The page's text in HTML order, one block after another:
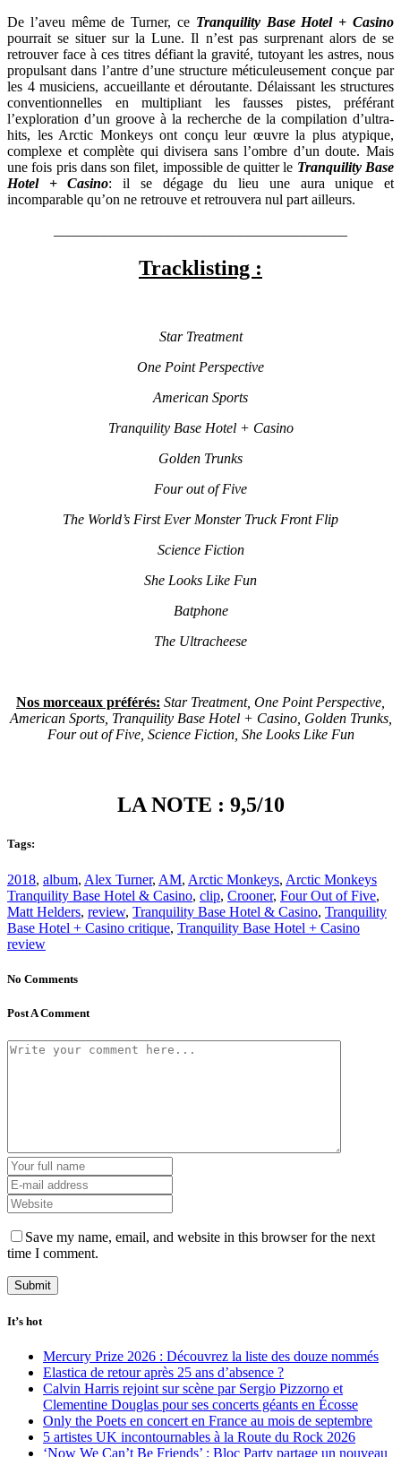
De l’aveu même de Turner, ce Tranquility Base Hotel + Casino
pourrait se situer sur la Lune. Il n’est pas surprenant alors de se
retrouver face à ces titres défiant la gravité, tutoyant les astres, nous
propulsant dans l’antre d’une structure méticuleusement conçue par
les 4 musiciens, accueillante et déroutante. Délaissant les structures
conventionnelles en multipliant les fausses pistes, préférant
l’exploration d’un groove à la recherche de la compilation d’ultra-
hits, les Arctic Monkeys ont conçu leur œuvre la plus atypique,
complexe et complète qui divisera sans l’ombre d’un doute. Mais
une fois pris dans son filet, impossible de quitter le Tranquility Base
Hotel + Casino: il se dégage du lieu une aura unique et
incomparable qu’on ne retrouve et retrouvera nul part ailleurs.
Tracklisting :
Star Treatment
One Point Perspective
American Sports
Tranquility Base Hotel + Casino
Golden Trunks
Four out of Five
The World’s First Ever Monster Truck Front Flip
Science Fiction
She Looks Like Fun
Batphone
The Ultracheese
Nos morceaux préférés: Star Treatment, One Point Perspective,
American Sports, Tranquility Base Hotel + Casino, Golden Trunks,
Four out of Five, Science Fiction, She Looks Like Fun
LA NOTE : 9,5/10
Tags:
2018, album, Alex Turner, AM, Arctic Monkeys, Arctic Monkeys
Tranquility Base Hotel & Casino, clip, Crooner, Four Out of Five,
Matt Helders, review, Tranquility Base Hotel & Casino, Tranquility
Base Hotel + Casino critique, Tranquility Base Hotel + Casino
review
No Comments
Post A Comment
Save my name, email, and website in this browser for the next
time I comment.
It’s hot
Mercury Prize 2026 : Découvrez la liste des douze nommés
Elastica de retour après 25 ans d’absence ?
Calvin Harris rejoint sur scène par Sergio Pizzorno et
Clementine Douglas pour ses concerts géants en Écosse
Only the Poets en concert en France au mois de septembre
5 artistes UK incontournables à la Route du Rock 2026
‘Now We Can’t Be Friends’ : Bloc Party partage un nouveau